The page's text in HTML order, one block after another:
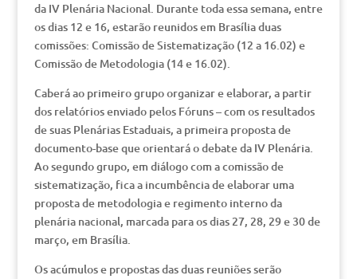
da IV Plenária Nacional. Durante toda essa semana, entre
os dias 12 e 16, estarão reunidos em Brasília duas
comissões: Comissão de Sistematização (12 a 16.02) e
Comissão de Metodologia (14 e 16.02).
Caberá ao primeiro grupo organizar e elaborar, a partir
dos relatórios enviado pelos Fóruns – com os resultados
de suas Plenárias Estaduais, a primeira proposta de
documento-base que orientará o debate da IV Plenária.
Ao segundo grupo, em diálogo com a comissão de
sistematização, fica a incumbência de elaborar uma
proposta de metodologia e regimento interno da
plenária nacional, marcada para os dias 27, 28, 29 e 30 de
março, em Brasília.
Os acúmulos e propostas das duas reuniões serão